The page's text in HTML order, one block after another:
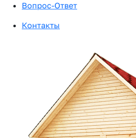
Вопрос-Ответ
Контакты